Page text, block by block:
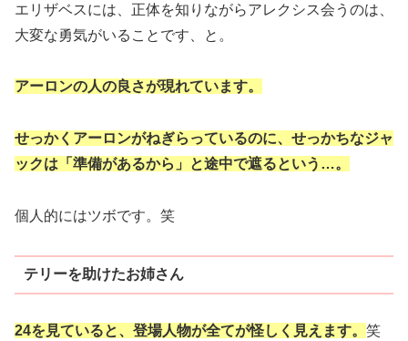
エリザベスには、正体を知りながらアレクシス会うのは、
大変な勇気がいることです、と。
アーロンの人の良さが現れています。
せっかくアーロンがねぎらっているのに、せっかちなジャ
ックは「準備があるから」と途中で遮るという…。
個人的にはツボです。笑
テリーを助けたお姉さん
24を見ていると、登場人物が全てが怪しく見えます。 笑